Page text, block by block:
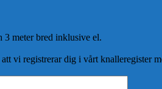
3 meter bred inklusive el.
vi registrerar dig i vårt